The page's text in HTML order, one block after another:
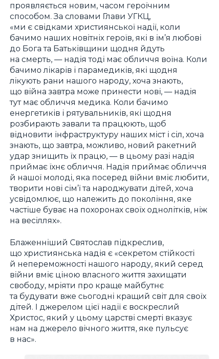
проявляється новим, часом героїчним
способом. За словами Глави УГКЦ,
«ми є свідками християнської надії, коли
бачимо наших новітніх героїв, які в ім’я любові
до Бога та Батьківщини щодня йдуть
на смерть, — надія тоді має обличчя воїна. Коли
бачимо лікарів і парамедиків, які щодня
лікують рани нашого народу, хоча знають,
що війна завтра може принести нові, — надія
тут має обличчя медика. Коли бачимо
енергетиків і рятувальників, які щодня
розбирають завали та працюють, щоб
відновити інфраструктуру наших міст і сіл, хоча
знають, що завтра, можливо, новий ракетний
удар знищить їх працю, — в цьому разі надія
приймає їхнє обличчя. Надія приймає обличчя
й нашої молоді, яка посеред війни вміє любити,
творити нові сім’ї та народжувати дітей, хоча
усвідомлює, що належить до покоління, яке
частіше буває на похоронах своїх однолітків, ніж
на весіллях».
Блаженніший Святослав підкреслив,
що християнська надія є «секретом стійкості
й непереможності нашого народу, який серед
війни вміє ціною власного життя захищати
свободу, мріяти про краще майбутнє
та будувати вже сьогодні кращий світ для своїх
дітей. І джерелом цієї надії є воскреслий
Христос, який у цьому царстві смерті вказує
нам на джерело вічного життя, яке пульсує
в нас».